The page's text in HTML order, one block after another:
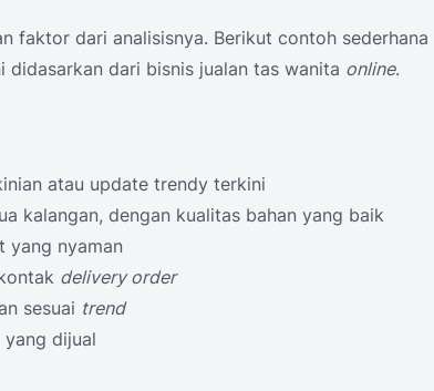
faktor dari analisisnya. Berikut contoh sederhana
dari bisnis jualan tas wanita online.
atau update trendy terkini
kalangan, dengan kualitas bahan yang baik
yang nyaman
delivery order
sesuai trend
yang dijual